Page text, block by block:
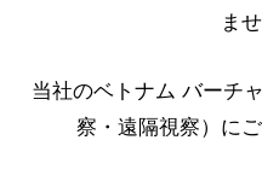
ま
当社のベトナム バーチ
察・遠隔視察）に